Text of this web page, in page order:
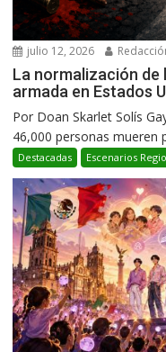
julio 12, 2026
La normalización de
armada en Estados
Por Doan Skarlet Solís
46,000 personas mueren
Destacadas Escenarios